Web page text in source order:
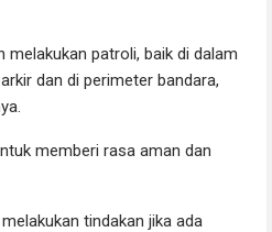
patroli, baik di dalam
dan di perimeter bandara,
memberi rasa aman dan
tindakan jika ada